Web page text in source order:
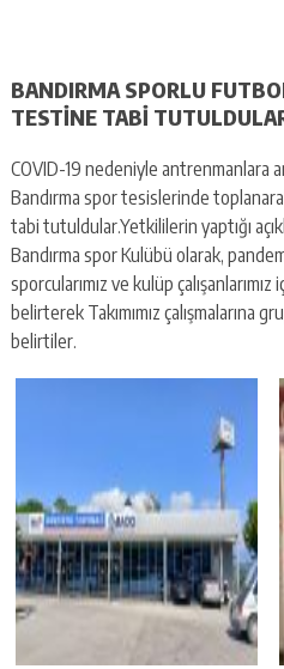
BANDIRMA SPORLU
TESTİNE TABİ
COVID-19 nedeniyle antrenmanlara
Bandırma spor tesislerinde
tabi tutuldular.Yetkililerin yaptığı
Bandırma spor Kulübü olarak,
sporcularımız ve kulüp
belirterek Takımımız çalışmalarına
belirtiler.